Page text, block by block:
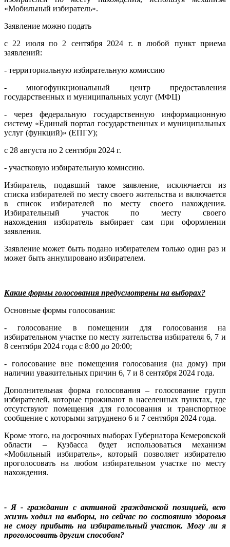
«Мобильный избиратель».
Заявление можно подать
с 22 июля по 2 сентября 2024 г. в любой пункт приема
заявлений:
- территориальную избирательную комиссию
- многофункциональный центр предоставления
государственных и муниципальных услуг (МФЦ)
- через федеральную государственную информационную
систему «Единый портал государственных и муниципальных
услуг (функций)» (ЕПГУ);
с 28 августа по 2 сентября 2024 г.
- участковую избирательную комиссию.
Избиратель, подавший такое заявление, исключается из
списка избирателей по месту своего жительства и включается
в список избирателей по месту своего нахождения.
Избирательный участок по месту своего
нахождения избиратель выбирает сам при оформлении
заявления.
Заявление может быть подано избирателем только один раз и
может быть аннулировано избирателем.
Какие формы голосования предусмотрены на выборах?
Основные формы голосования:
- голосование в помещении для голосования на
избирательном участке по месту жительства избирателя 6, 7 и
8 сентября 2024 года с 8:00 до 20:00;
- голосование вне помещения голосования (на дому) при
наличии уважительных причин 6, 7 и 8 сентября 2024 года.
Дополнительная форма голосования – голосование групп
избирателей, которые проживают в населенных пунктах, где
отсутствуют помещения для голосования и транспортное
сообщение с которыми затруднено 6 и 7 сентября 2024 года.
Кроме этого, на досрочных выборах Губернатора Кемеровской
области – Кузбасса будет использоваться механизм
«Мобильный избиратель», который позволяет избирателю
проголосовать на любом избирательном участке по месту
нахождения.
- Я - гражданин с активной гражданской позицией, всю
жизнь ходил на выборы, но сейчас по состоянию здоровья
не смогу прибыть на избирательный участок. Могу ли я
проголосовать другим способом?